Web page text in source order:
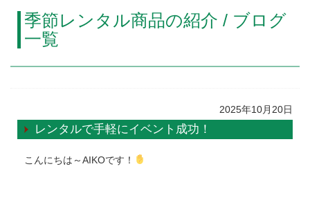
季節レンタル商品の紹介 / ブログ
一覧
2025年10月20日
レンタルで手軽にイベント成功！
こんにちは～AIKOです！